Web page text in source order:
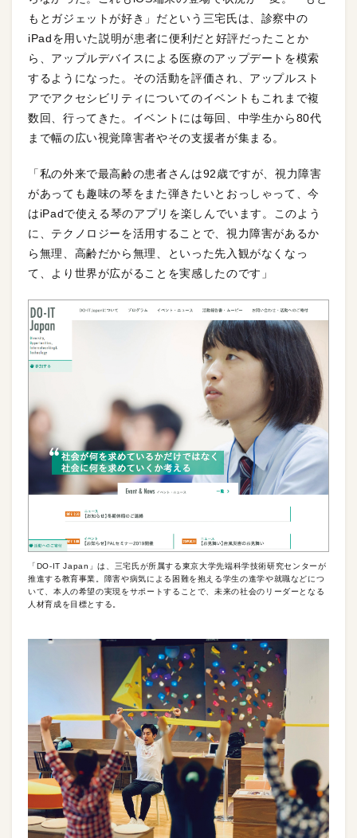
もとガジェットが好き」だという三宅氏は、診察中の
iPadを用いた説明が患者に便利だと好評だったことか
ら、アップルデバイスによる医療のアップデートを模索
するようになった。その活動を評価され、アップルスト
アでアクセシビリティについてのイベントもこれまで複
数回、行ってきた。イベントには毎回、中学生から80代
まで幅の広い視覚障害者やその支援者が集まる。
「私の外来で最高齢の患者さんは92歳ですが、視力障害
があっても趣味の琴をまた弾きたいとおっしゃって、今
はiPadで使える琴のアプリを楽しんでいます。このよう
に、テクノロジーを活用することで、視力障害があるか
ら無理、高齢だから無理、といった先入観がなくなっ
て、より世界が広がることを実感したのです」
「DO-IT Japan」は、三宅氏が所属する東京大学先端科学技術研究センターが
推進する教育事業。障害や病気による困難を抱える学生の進学や就職などにつ
いて、本人の希望の実現をサポートすることで、未来の社会のリーダーとなる
人材育成を目標とする。